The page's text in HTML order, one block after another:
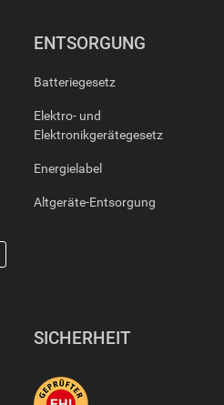
ENTSORGUNG
Batteriegesetz
Elektro- und
Elektronikgerätegesetz
Energielabel
Altgeräte-Entsorgung
SICHERHEIT